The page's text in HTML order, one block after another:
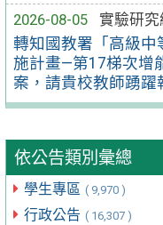
2026-08-05
實驗研究
轉知國教署「高級中
施計畫—第17梯次增
案，請貴校教師踴躍
依公告類別彙總
學生專區 ( 9,970 )
行政公告 ( 16,307 )